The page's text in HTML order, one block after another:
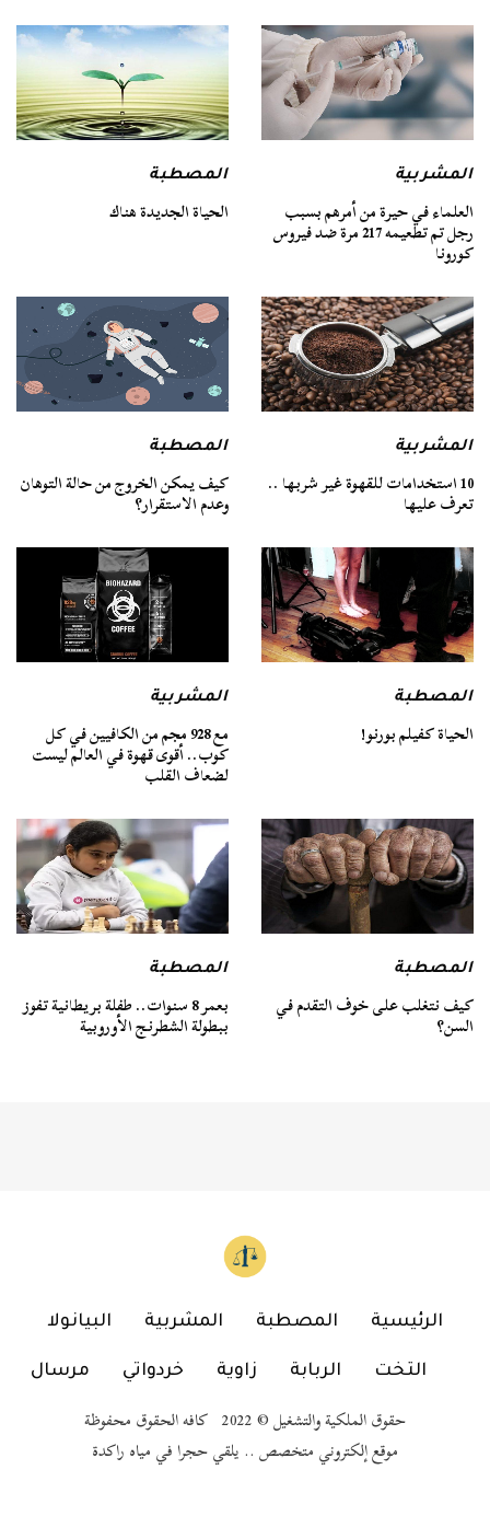
المشربية
العلماء في حيرة من أمرهم بسبب
رجل تم تطعيمه 217 مرة ضد فيروس
كورونا
المصطبة
الحياة الجديدة هناك
المشربية
10 استخدامات للقهوة غير شربها ..
تعرف عليها
المصطبة
كيف يمكن الخروج من حالة التوهان
وعدم الاستقرار؟
المصطبة
الحياة كفيلم بورنو!
المشربية
مع 928 مجم من الكافيين في كل
كوب.. أقوى قهوة في العالم ليست
لضعاف القلب
المصطبة
كيف نتغلب على خوف التقدم في
السن؟
المصطبة
بعمر 8 سنوات.. طفلة بريطانية تفوز
ببطولة الشطرنج الأوروبية
الرئيسية المصطبة المشربية البيانولا
التخت الربابة زاوية خردواتي مرسال
حقوق الملكية والتشغيل © 2022 كافه الحقوق محفوظة
موقع إلكتروني متخصص .. يلقي حجرا في مياه راكدة